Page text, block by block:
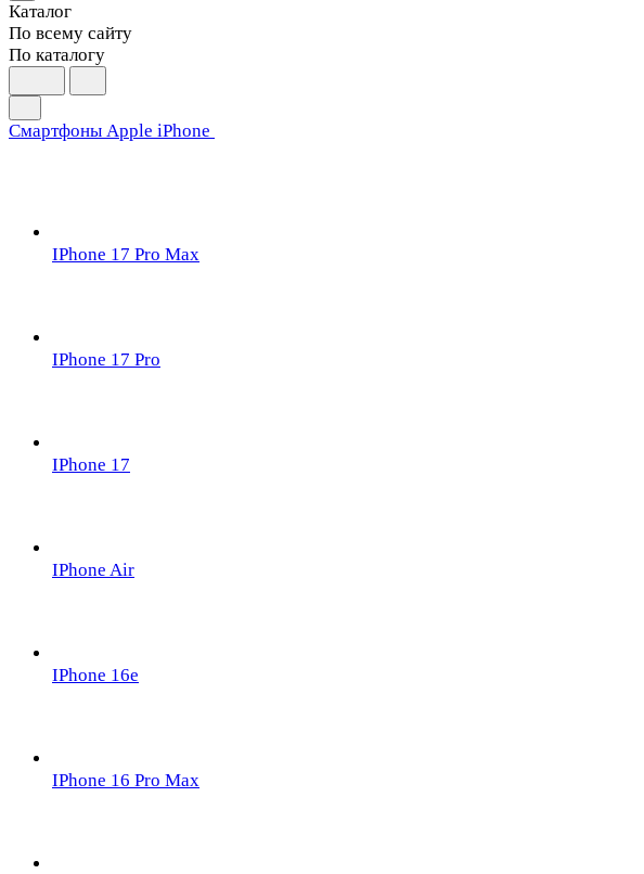
Каталог
По всему сайту
По каталогу
Смартфоны Apple iPhone
IPhone 17 Pro Max
IPhone 17 Pro
IPhone 17
IPhone Air
IPhone 16e
IPhone 16 Pro Max